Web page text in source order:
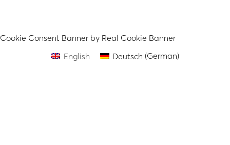
Cookie Consent Banner by Real Cookie Banner
English
Deutsch (German)